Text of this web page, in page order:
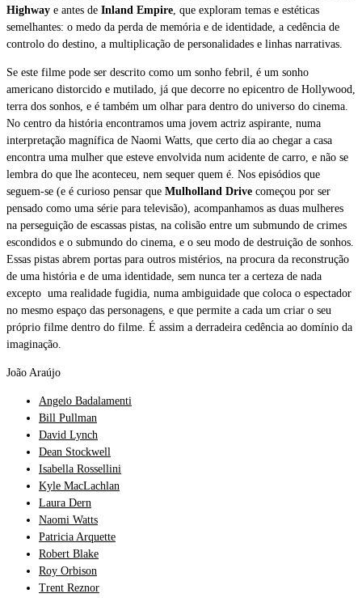
Highway e antes de Inland Empire , que exploram temas e estéticas
semelhantes: o medo da perda de memória e de identidade, a cedência de
controlo do destino, a multiplicação de personalidades e linhas narrativas.
Se este filme pode ser descrito como um sonho febril, é um sonho
americano distorcido e mutilado, já que decorre no epicentro de Hollywood,
terra dos sonhos, e é também um olhar para dentro do universo do cinema.
No centro da história encontramos uma jovem actriz aspirante, numa
interpretação magnífica de Naomi Watts, que certo dia ao chegar a casa
encontra uma mulher que esteve envolvida num acidente de carro, e não se
lembra do que lhe aconteceu, nem sequer quem é. Nos episódios que
seguem-se (e é curioso pensar que Mulholland Drive começou por ser
pensado como uma série para televisão), acompanhamos as duas mulheres
na perseguição de escassas pistas, na colisão entre um submundo de crimes
escondidos e o submundo do cinema, e o seu modo de destruição de sonhos.
Essas pistas abrem portas para outros mistérios, na procura da reconstrução
de uma história e de uma identidade, sem nunca ter a certeza de nada
excepto uma realidade fugidia, numa ambiguidade que coloca o espectador
no mesmo espaço das personagens, e que permite a cada um criar o seu
próprio filme dentro do filme. É assim a derradeira cedência ao domínio da
imaginação.
João Araújo
Angelo Badalamenti
Bill Pullman
David Lynch
Dean Stockwell
Isabella Rossellini
Kyle MacLachlan
Laura Dern
Naomi Watts
Patricia Arquette
Robert Blake
Roy Orbison
Trent Reznor